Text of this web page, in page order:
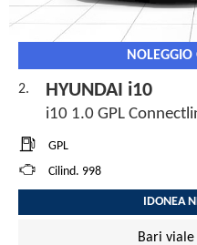
2. HYUNDAI i10
i10 1.0 GPL
GPL
Cilind. 998
IDONEA
Bari